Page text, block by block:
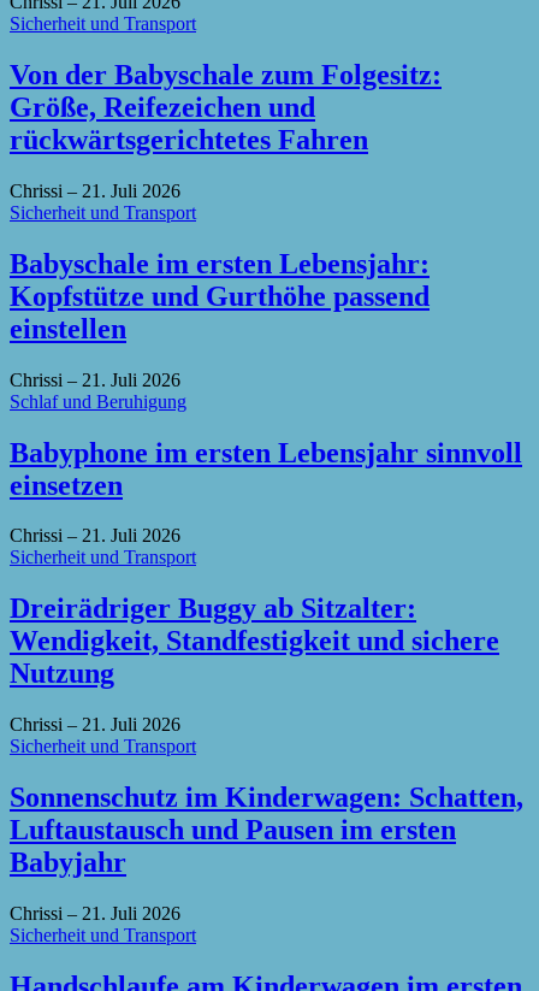
Sicherheit und Transport
Von der Babyschale zum Folgesitz:
Größe, Reifezeichen und
rückwärtsgerichtetes Fahren
Chrissi – 21. Juli 2026
Sicherheit und Transport
Babyschale im ersten Lebensjahr:
Kopfstütze und Gurthöhe passend
einstellen
Chrissi – 21. Juli 2026
Schlaf und Beruhigung
Babyphone im ersten Lebensjahr sinnvoll
einsetzen
Chrissi – 21. Juli 2026
Sicherheit und Transport
Dreirädriger Buggy ab Sitzalter:
Wendigkeit, Standfestigkeit und sichere
Nutzung
Chrissi – 21. Juli 2026
Sicherheit und Transport
Sonnenschutz im Kinderwagen: Schatten,
Luftaustausch und Pausen im ersten
Babyjahr
Chrissi – 21. Juli 2026
Sicherheit und Transport